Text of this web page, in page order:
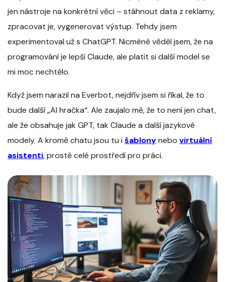
jen nástroje na konkrétní věci – stáhnout data z reklamy,
zpracovat je, vygenerovat výstup. Tehdy jsem
experimentoval už s ChatGPT. Nicméně věděl jsem, že na
programování je lepší Claude, ale platit si další model se
mi moc nechtělo.
Když jsem narazil na Everbot, nejdřív jsem si říkal, že to
bude další „AI hračka“. Ale zaujalo mě, že to není jen chat,
ale že obsahuje jak GPT, tak Claude a další jazykové
modely. A kromě chatu jsou tu i šablonynebo virtuální
asistenti, prostě celé prostředí pro práci.